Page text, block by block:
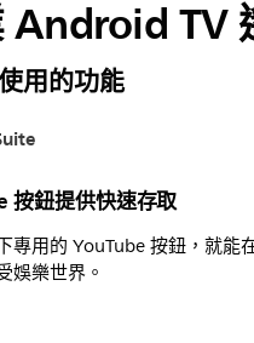
Android TV
用的功能
按鈕提供快速存取
專用的 YouTube 按鈕，就能
娛樂世界。